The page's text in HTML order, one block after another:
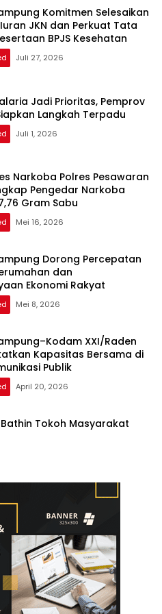
Komitmen Selesaikan
JKN dan Perkuat Tata
BPJS Kesehatan
Juli 27, 2026
Jadi Prioritas, Pemprov
Langkah Terpadu
Juli 1, 2026
Narkoba Polres Pesawaran
Pengedar Narkoba
Gram Sabu
Mei 16, 2026
Dorong Percepatan
dan
Ekonomi Rakyat
Mei 8, 2026
XXI/Raden
Kapasitas Bersama di
Publik
April 20, 2026
Tokoh Masyarakat